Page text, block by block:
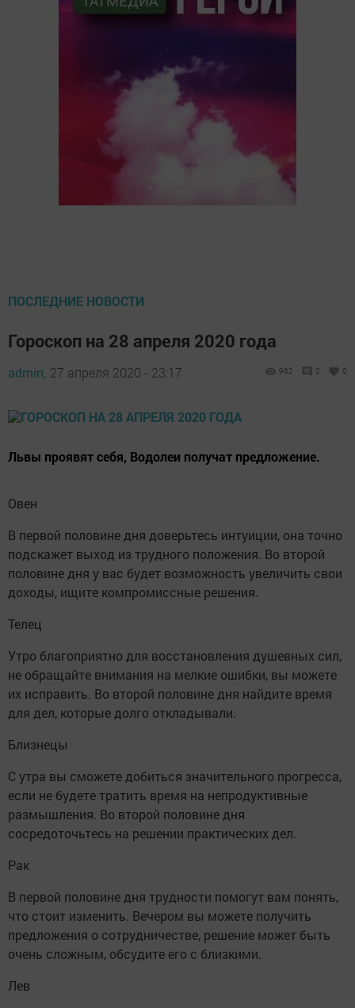
ПОСЛЕДНИЕ НОВОСТИ
Гороскоп на 28 апреля 2020 года
admin, 27 апреля 2020 - 23:17 962 0 0
Львы проявят себя, Водолеи получат предложение.
Овен
В первой половине дня доверьтесь интуиции, она точно
подскажет выход из трудного положения. Во второй
половине дня у вас будет возможность увеличить свои
доходы, ищите компромиссные решения.
Телец
Утро благоприятно для восстановления душевных сил,
не обращайте внимания на мелкие ошибки, вы можете
их исправить. Во второй половине дня найдите время
для дел, которые долго откладывали.
Близнецы
С утра вы сможете добиться значительного прогресса,
если не будете тратить время на непродуктивные
размышления. Во второй половине дня
сосредоточьтесь на решении практических дел.
Рак
В первой половине дня трудности помогут вам понять,
что стоит изменить. Вечером вы можете получить
предложения о сотрудничестве, решение может быть
очень сложным, обсудите его с близкими.
Лев